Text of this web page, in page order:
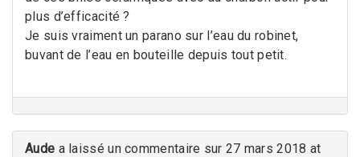
plus d’efficacité ?
Je suis vraiment un parano sur l’eau du robinet,
buvant de l’eau en bouteille depuis tout petit.
Aude a laissé un commentaire sur 27 mars 2018 at